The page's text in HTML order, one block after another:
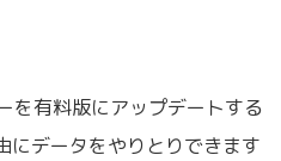
を有料版にアップデートする
にデータをやりとりできます